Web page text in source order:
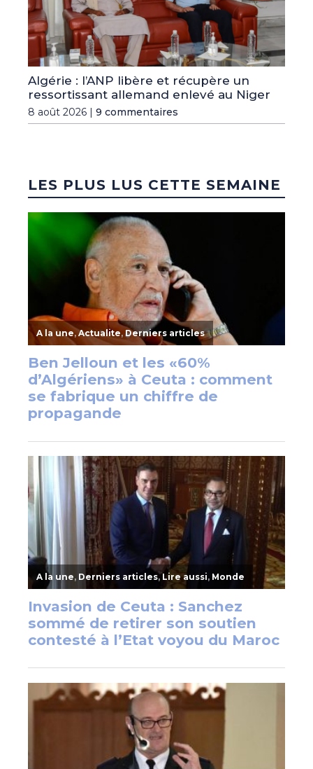
Algérie : l’ANP libère et récupère un
ressortissant allemand enlevé au Niger
8 août 2026 | 9 commentaires
LES PLUS LUS CETTE SEMAINE